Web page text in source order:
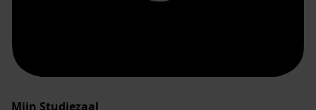
Mijn Studiezaal